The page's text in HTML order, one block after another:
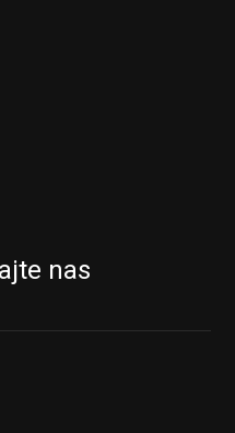
nas